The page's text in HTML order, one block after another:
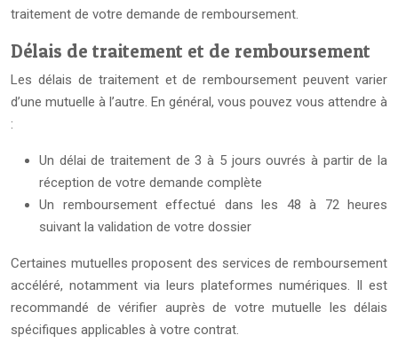
traitement de votre demande de remboursement.
Délais de traitement et de remboursement
Les délais de traitement et de remboursement peuvent varier
d’une mutuelle à l’autre. En général, vous pouvez vous attendre à
:
Un délai de traitement de 3 à 5 jours ouvrés à partir de la
réception de votre demande complète
Un remboursement effectué dans les 48 à 72 heures
suivant la validation de votre dossier
Certaines mutuelles proposent des services de remboursement
accéléré, notamment via leurs plateformes numériques. Il est
recommandé de vérifier auprès de votre mutuelle les délais
spécifiques applicables à votre contrat.